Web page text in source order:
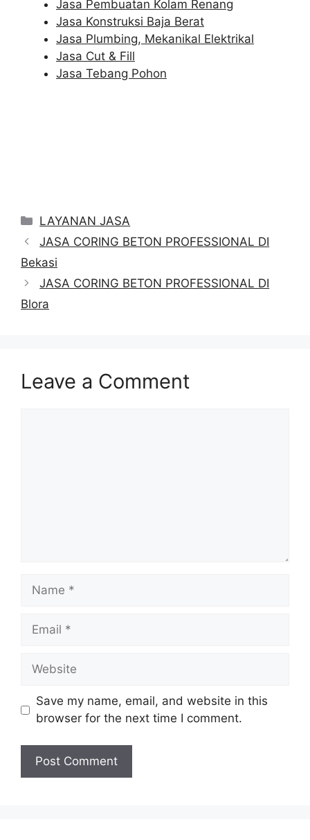
Jasa Pembuatan Kolam Renang
Jasa Konstruksi Baja Berat
Jasa Plumbing, Mekanikal Elektrikal
Jasa Cut & Fill
Jasa Tebang Pohon
Categories
LAYANAN JASA
JASA CORING BETON PROFESSIONAL DI
Bekasi
JASA CORING BETON PROFESSIONAL DI
Blora
Leave a Comment
Name
Email
Website
Save my name, email, and website in this
browser for the next time I comment.